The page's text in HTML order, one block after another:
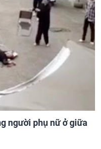
người phụ nữ ở giữa